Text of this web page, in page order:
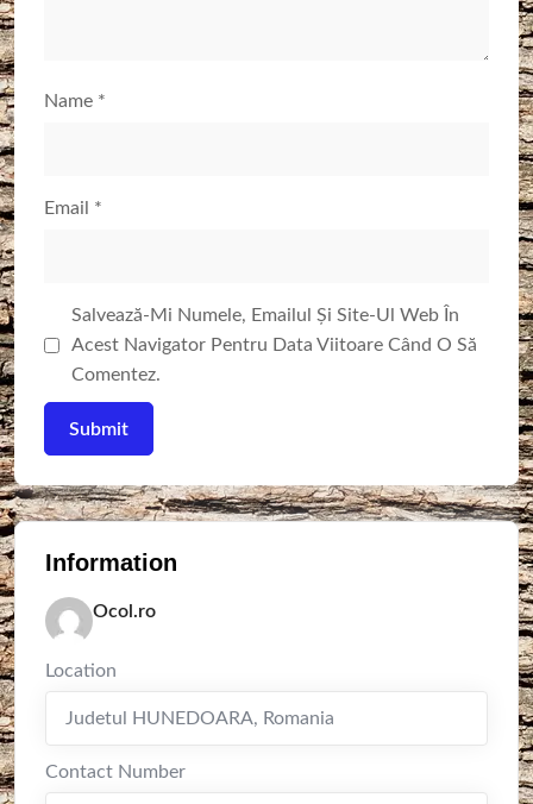
Name *
Email *
Salvează-Mi Numele, Emailul Și Site-Ul Web În
Acest Navigator Pentru Data Viitoare Când O Să
Comentez.
Information
Ocol.ro
Location
Judetul HUNEDOARA, Romania
Contact Number